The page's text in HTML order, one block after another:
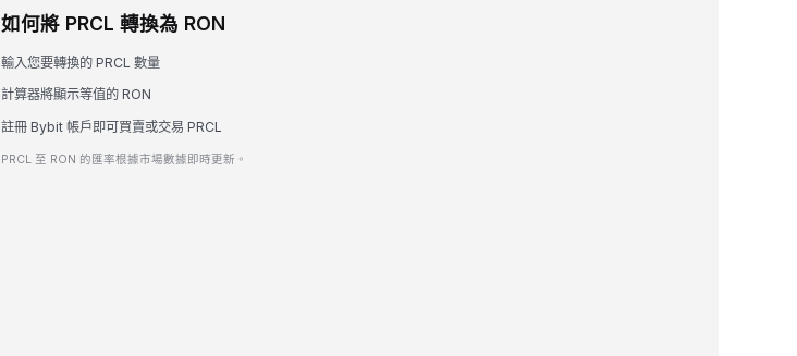
如何將 PRCL 轉換為 RON
輸入您要轉換的 PRCL 數量
計算器將顯示等值的 RON
註冊 Bybit 帳戶即可買賣或交易 PRCL
PRCL 至 RON 的匯率根據市場數據即時更新。